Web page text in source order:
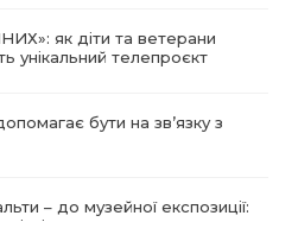
як діти та ветерани
унікальний телепроєкт
бути на зв’язку з
– до музейної експозиції:
стали частиною